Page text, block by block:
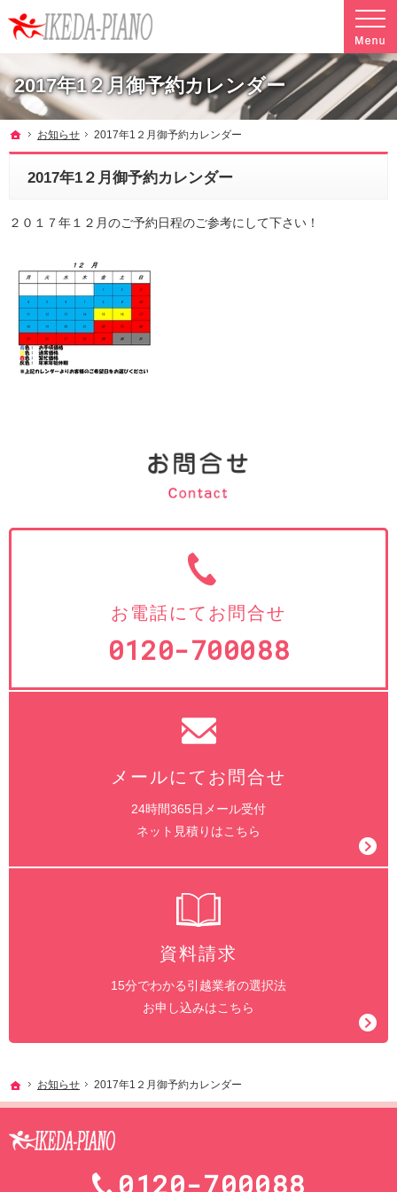
2017年1２月御予約カレンダー
調律やクリーニングも行っています。ピアノ引越し・運搬・配送なら料金も魅力の当社へ
ホーム
お知らせ 2017年1２月御予約カレンダー
2017年1２月御予約カレンダー
２０１７年１２月のご予約日程のご参考にして下さい！
お電話にてお問合せ
0120-700088
メールにてお問合せ
24時間365日メール受付
ネット見積りはこちら
資料請求
15分でわかる引越業者の選択法
お申し込みはこちら
ホーム
お知らせ 2017年1２月御予約カレンダー
0120-700088